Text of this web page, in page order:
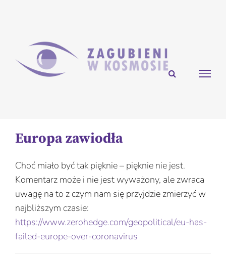
Europa zawiodła
Choć miało być tak pięknie – pięknie nie jest.
Komentarz może i nie jest wyważony, ale zwraca
uwagę na to z czym nam się przyjdzie zmierzyć w
najbliższym czasie:
https://www.zerohedge.com/geopolitical/eu-has-
failed-europe-over-coronavirus